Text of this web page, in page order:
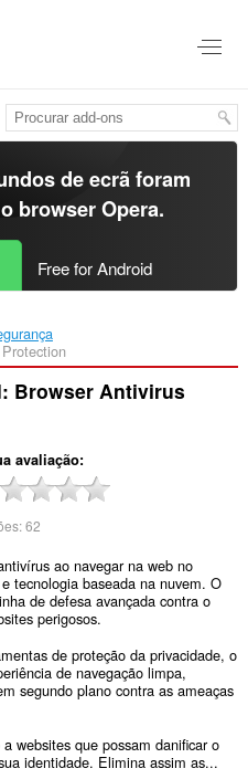
de ecrã foram
browser Opera.
Free for Android
Browser Antivirus
avaliação
62
ao navegar na web no
tecnologia baseada na nuvem. O
de defesa avançada contra o
perigosos.
de proteção da privacidade, o
de navegação limpa,
segundo plano contra as ameaças
websites que possam danificar o
identidade. Elimina assim as...